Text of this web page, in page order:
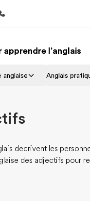
apprendre l'anglais
anglaise Anglais
decrivent les
des adjectifs pour